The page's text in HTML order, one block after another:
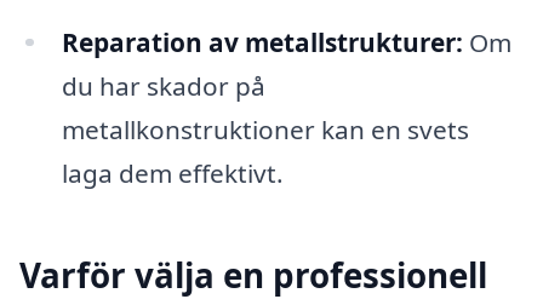
Reparation av metallstrukturer: Om
du har skador på
metallkonstruktioner kan en svets
laga dem effektivt.
Varför välja en professionell